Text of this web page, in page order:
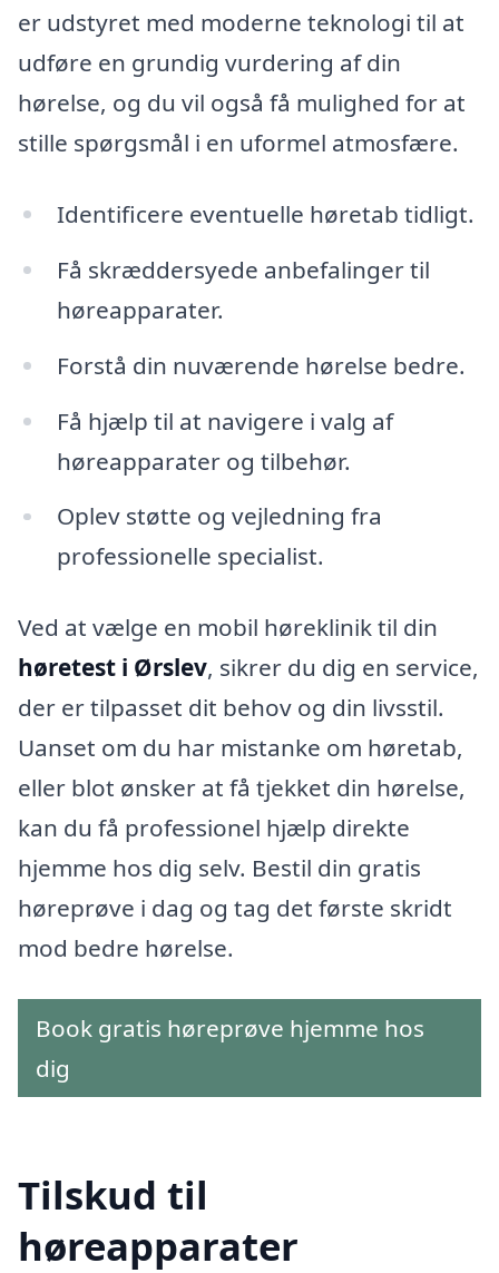
er udstyret med moderne teknologi til at
udføre en grundig vurdering af din
hørelse, og du vil også få mulighed for at
stille spørgsmål i en uformel atmosfære.
Identificere eventuelle høretab tidligt.
Få skræddersyede anbefalinger til
høreapparater.
Forstå din nuværende hørelse bedre.
Få hjælp til at navigere i valg af
høreapparater og tilbehør.
Oplev støtte og vejledning fra
professionelle specialist.
Ved at vælge en mobil høreklinik til din
høretest i Ørslev, sikrer du dig en service,
der er tilpasset dit behov og din livsstil.
Uanset om du har mistanke om høretab,
eller blot ønsker at få tjekket din hørelse,
kan du få professionel hjælp direkte
hjemme hos dig selv. Bestil din gratis
høreprøve i dag og tag det første skridt
mod bedre hørelse.
Book gratis høreprøve hjemme hos
dig
Tilskud til
høreapparater